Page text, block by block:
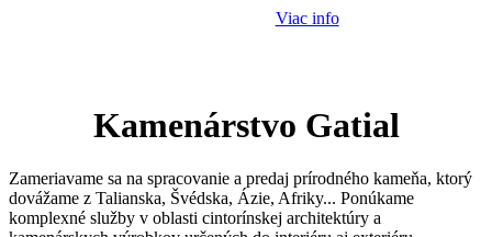
Viac info
Kamenárstvo Gatial
Zameriavame sa na spracovanie a predaj prírodného kameňa, ktorý
dovážame z Talianska, Švédska, Ázie, Afriky... Ponúkame
komplexné služby v oblasti cintorínskej architektúry a